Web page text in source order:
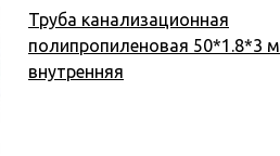
Труба канализационная
полипропиленовая 50*1.8*3 м
внутренняя